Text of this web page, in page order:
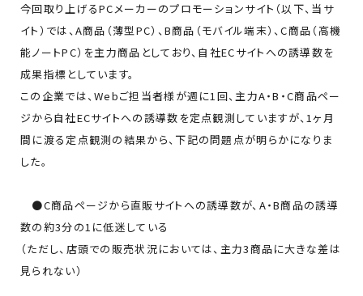
今回取り上げるPCメーカーのプロモーションサイト（以下、当サ
イト）では、A商品（薄型PC）、B商品（モバイル端末）、C商品（高機
能ノートPC）を主力商品としており、自社ECサイトへの誘導数を
成果指標としています。
この企業では、Webご担当者様が週に1回、主力A・B・C商品ペー
ジから自社ECサイトへの誘導数を定点観測していますが、1ヶ月
間に渡る定点観測の結果から、下記の問題点が明らかになりま
した。
●C商品ページから直販サイトへの誘導数が、A・B商品の誘導
数の約3分の1に低迷している
（ただし、店頭での販売状況においては、主力3商品に大きな差は
見られない）